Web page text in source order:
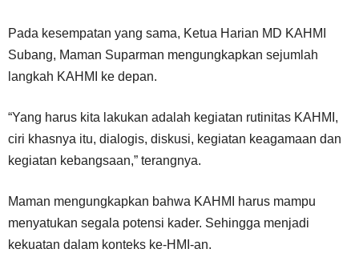
Pada kesempatan yang sama, Ketua Harian MD KAHMI
Subang, Maman Suparman mengungkapkan sejumlah
langkah KAHMI ke depan.
“Yang harus kita lakukan adalah kegiatan rutinitas KAHMI,
ciri khasnya itu, dialogis, diskusi, kegiatan keagamaan dan
kegiatan kebangsaan,” terangnya.
Maman mengungkapkan bahwa KAHMI harus mampu
menyatukan segala potensi kader. Sehingga menjadi
kekuatan dalam konteks ke-HMI-an.